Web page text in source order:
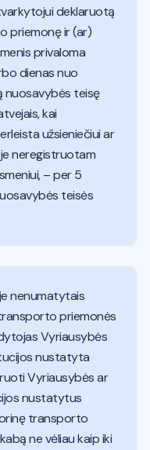
deklaruotą
priemonę ir (ar)
privaloma
dienas nuo
nuosavybės teisę
kai
užsieniečiui ar
neregistruotam
– per 5
teisės
nenumatytais
priemonės
Vyriausybės
nustatyta
Vyriausybės ar
nustatytus
transporto
ne vėliau kaip iki